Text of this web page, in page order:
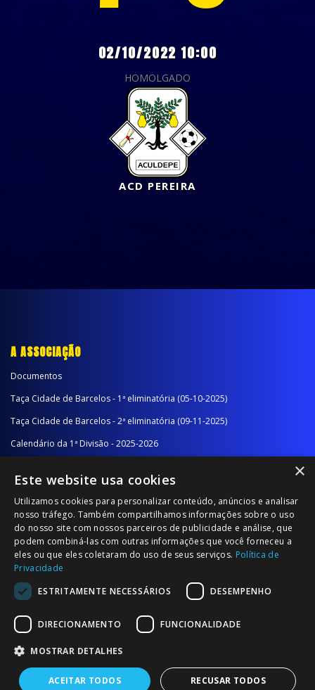
02/10/2022 10:00
HOMOLGADO
ACD PEREIRA
A ASSOCIAÇÃO
Documentos
Taça Cidade de Barcelos - 1ª eliminatória (05-10-2025)
Taça Cidade de Barcelos - 2ª eliminatória (09-11-2025)
Calendário da 1ª Divisão - 2025-2026
Calendário da 2ª Divisão - Série B - 2025-2026
Calendário da Época
NOTÍCIAS/COMUNICADOS
Notícias
Comunicados
© 2026 Associação Futebol Popular Barcelos
×
Este website usa cookies
Utilizamos cookies para personalizar conteúdo, anúncios e analisar
nosso tráfego. Também compartilhamos informações sobre o uso
do nosso site com nossos parceiros de publicidade e análise, que
podem combiná-las com outras informações que você forneceu a
eles ou que eles coletaram do uso de seus serviços. Política de
Privacidade
ESTRITAMENTE NECESSÁRIOS
DESEMPENHO
DIRECIONAMENTO FUNCIONALIDADE
MOSTRAR DETALHES
ACEITAR TODOS RECUSAR TODOS